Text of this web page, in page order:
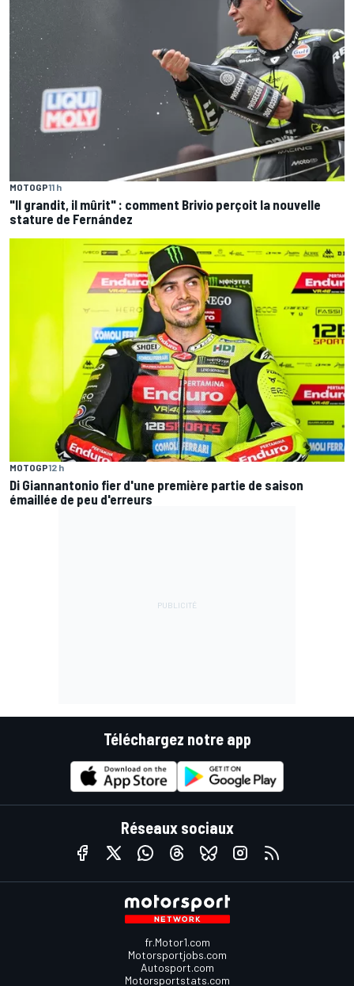
MOTOGP11 h
"Il grandit, il mûrit" : comment Brivio perçoit la nouvelle
stature de Fernández
MOTOGP12 h
Di Giannantonio fier d'une première partie de saison
émaillée de peu d'erreurs
Téléchargez notre app
Réseaux sociaux
fr.Motor1.com
Motorsportjobs.com
Autosport.com
Motorsportstats.com